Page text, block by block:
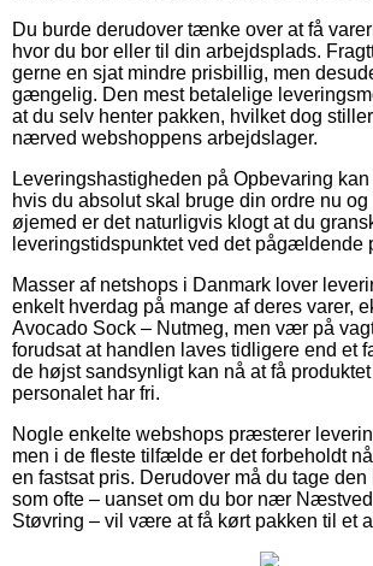
Du burde derudover tænke over at få
hvor du bor eller til din arbejdsplads.
gerne en sjat mindre prisbillig, men
gængelig. Den mest betalelige
at du selv henter pakken, hvilket dog
nærved webshoppens arbejdslager.
Leveringshastigheden på Opbevaring
hvis du absolut skal bruge din ordre nu og
øjemed er det naturligvis klogt at du
leveringstidspunktet ved det pågældende
Masser af netshops i Danmark lover
enkelt hverdag på mange af deres varer,
Avocado Sock – Nutmeg, men vær på
forudsat at handlen laves tidligere end et
de højst sandsynligt kan nå at få
personalet har fri.
Nogle enkelte webshops præsterer
men i de fleste tilfælde er det forbeholdt
en fastsat pris. Derudover må du tage
som ofte – uanset om du bor nær
Støvring – vil være at få kørt pakken til et